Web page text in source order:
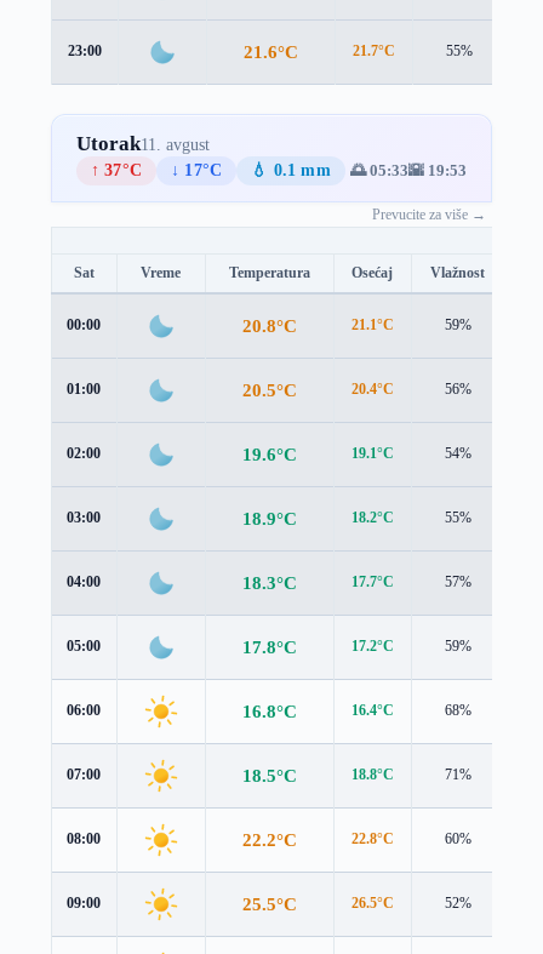
23:00 21.6°C 21.7°C 55%
Utorak11. avgust
↑ 37°C
↓ 17°C 💧 0.1 mm 🌅 05:33🌇 19:53
Prevucite za više →
Sat Vreme Temperatura Osećaj Vlažnost
00:00 20.8°C 21.1°C 59%
01:00 20.5°C 20.4°C 56%
02:00 19.6°C 19.1°C 54%
03:00 18.9°C 18.2°C 55%
04:00 18.3°C 17.7°C 57%
05:00 17.8°C 17.2°C 59%
06:00 16.8°C 16.4°C 68%
07:00 18.5°C 18.8°C 71%
08:00 22.2°C 22.8°C 60%
09:00 25.5°C 26.5°C 52%